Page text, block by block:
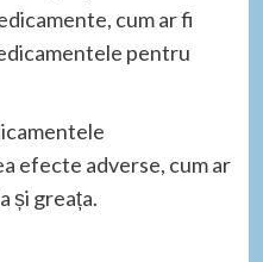
cum ar fi
pentru
efecte adverse, cum ar
și greața.